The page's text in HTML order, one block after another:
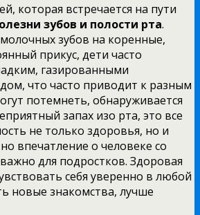
которая встречается на пути
зубов и полости рта.
зубов на коренные,
прикус, дети часто
газированными
что часто приводит к разным
потемнеть, обнаруживается
запах изо рта, это все
не только здоровья, но и
впечатление о человеке со
для подростков. Здоровая
себя уверенно в любой
новые знакомства, лучше